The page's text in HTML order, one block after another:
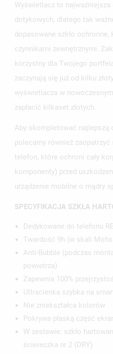
Wyświetlacz to
dotykowych, dlatego tak
dopasowane szkło ochronne,
czynnikami zewnętrznymi.
korzystny dla Twojego
zaczynają się już od kilku
wyświetlacza w
zapłacić kilkaset złotych.
Aby skompletować najlepszą
polecamy również
telefon, które ochroni cały
komponenty) przed
urządzenie mobilne o mądry
SPECYFIKACJA SZKŁA
Dedykowane do telefonu
Twardość 9h (w skali
Anti-Bubble (podczas
powietrza)
Zapewnia 100%
Ultracienka szybka na
Nie zniekształca kolorów
Pokrywa płaską część
W zestawie: szkło
ściereczka nr 2 (DRY)
ANULUJ